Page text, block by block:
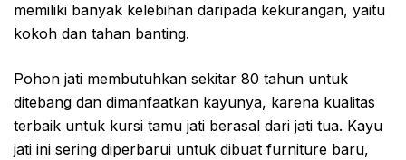
memiliki banyak kelebihan daripada kekurangan, yaitu
kokoh dan tahan banting.
Pohon jati membutuhkan sekitar 80 tahun untuk
ditebang dan dimanfaatkan kayunya, karena kualitas
terbaik untuk kursi tamu jati berasal dari jati tua. Kayu
jati ini sering diperbarui untuk dibuat furniture baru,